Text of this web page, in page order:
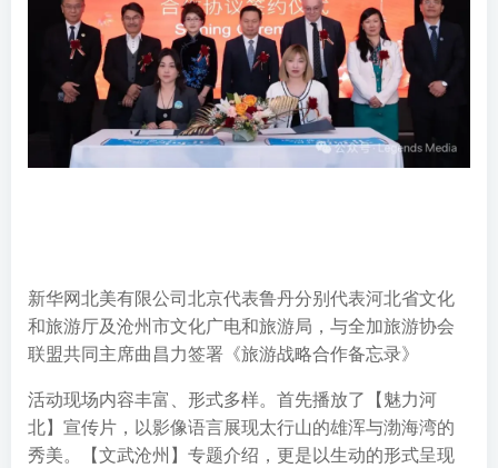
新华网北美有限公司北京代表鲁丹分别代表河北省文化
和旅游厅及沧州市文化广电和旅游局，与全加旅游协会
联盟共同主席曲昌力签署《旅游战略合作备忘录》
活动现场内容丰富、形式多样。首先播放了【魅力河
北】宣传片，以影像语言展现太行山的雄浑与渤海湾的
秀美。【文武沧州】专题介绍，更是以生动的形式呈现